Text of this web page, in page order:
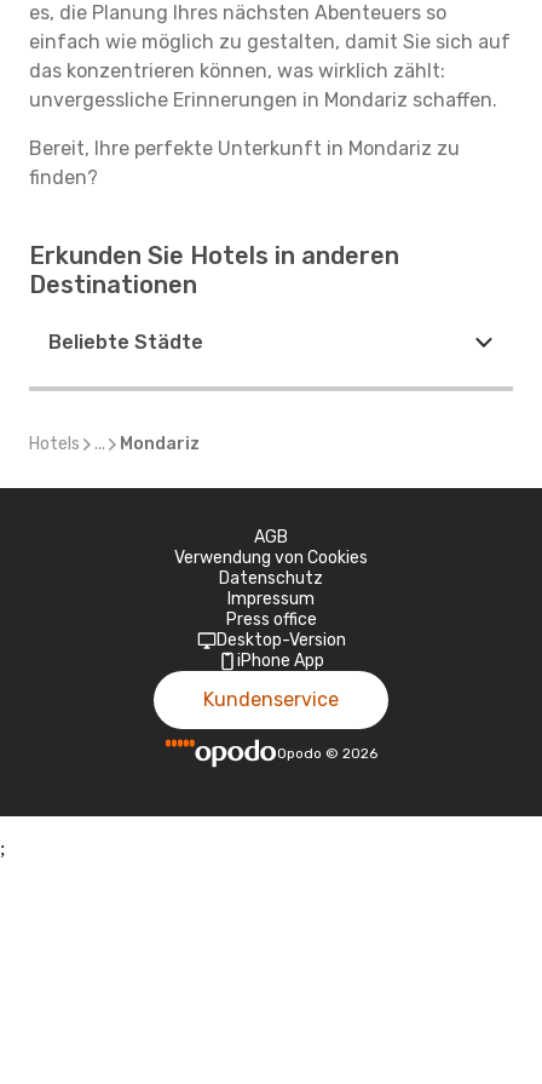
es, die Planung Ihres nächsten Abenteuers so
einfach wie möglich zu gestalten, damit Sie sich auf
das konzentrieren können, was wirklich zählt:
unvergessliche Erinnerungen in Mondariz schaffen.
Bereit, Ihre perfekte Unterkunft in Mondariz zu
finden?
Erkunden Sie Hotels in anderen
Destinationen
Beliebte Städte
Hotels ... Mondariz
AGB
Verwendung von Cookies
Datenschutz
Impressum
Press office
Desktop-Version
iPhone App
Kundenservice
Opodo © 2026
;